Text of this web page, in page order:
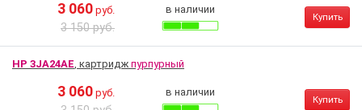
3 060 руб.
3 150 руб.
в наличии
Купить
HP 3JA24AE, картридж пурпурный
3 060 руб. в наличии
Купить